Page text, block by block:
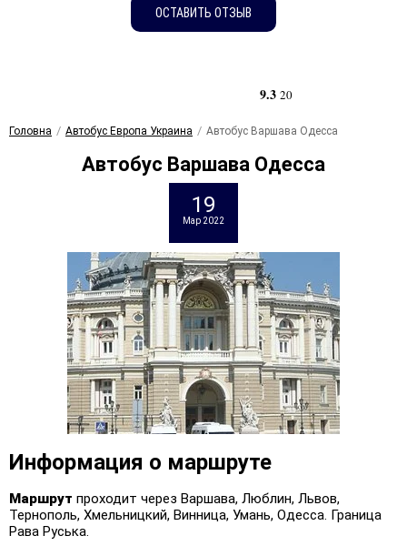
ОСТАВИТЬ ОТЗЫВ
9.3 20
Головна Автобус Европа Украина Автобус Варшава Одесса
Автобус Варшава Одесса
19
Мар 2022
Информация о маршруте
Маршрут проходит через Варшава, Люблин, Львов,
Тернополь, Хмельницкий, Винница, Умань, Одесса. Граница
Рава Руська.